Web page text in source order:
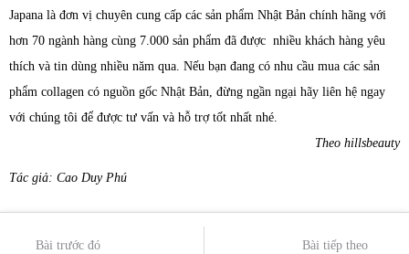
Japana là đơn vị chuyên cung cấp các sản phẩm Nhật Bản chính hãng với
hơn 70 ngành hàng cùng 7.000 sản phẩm đã được nhiều khách hàng yêu
thích và tin dùng nhiều năm qua. Nếu bạn đang có nhu cầu mua các sản
phẩm collagen có nguồn gốc Nhật Bản, đừng ngần ngại hãy liên hệ ngay
với chúng tôi để được tư vấn và hỗ trợ tốt nhất nhé.
Theo hillsbeauty
Tác giả: Cao Duy Phú
Bài trước đó
Bài tiếp theo